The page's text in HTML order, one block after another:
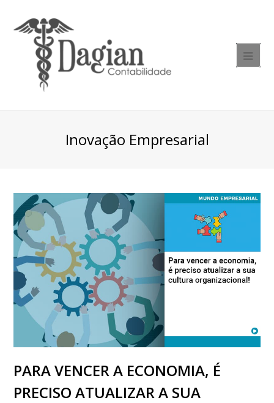
Inovação Empresarial
PARA VENCER A ECONOMIA, É
PRECISO ATUALIZAR A SUA